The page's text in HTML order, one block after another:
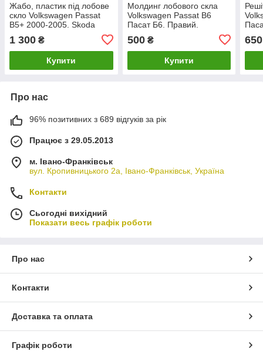
Жабо, пластик під лобове
скло Volkswagen Passat
B5+ 2000-2005. Skoda
1 300 ₴
Купити
Молдинг лобового скла
Volkswagen Passat B6
Пасат Б6. Правий.
500₴
Купити
650
Про нас
96% позитивних з 689 відгуків за рік
Працює з 29.05.2013
м. Івано-Франківськ
вул. Кропивницького 2а, Івано-Франківськ, Україна
Контакти
Сьогодні вихідний
Показати весь графік роботи
Про нас
Контакти
Доставка та оплата
Графік роботи